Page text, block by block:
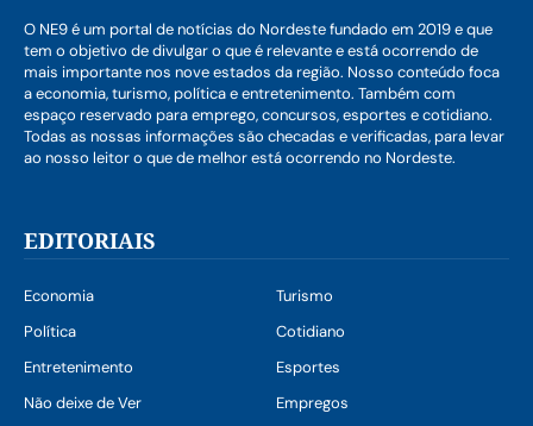
O NE9 é um portal de notícias do Nordeste fundado em 2019 e que
tem o objetivo de divulgar o que é relevante e está ocorrendo de
mais importante nos nove estados da região. Nosso conteúdo foca
a economia, turismo, política e entretenimento. Também com
espaço reservado para emprego, concursos, esportes e cotidiano.
Todas as nossas informações são checadas e verificadas, para levar
ao nosso leitor o que de melhor está ocorrendo no Nordeste.
EDITORIAIS
Economia
Turismo
Política
Cotidiano
Entretenimento
Esportes
Não deixe de Ver
Empregos